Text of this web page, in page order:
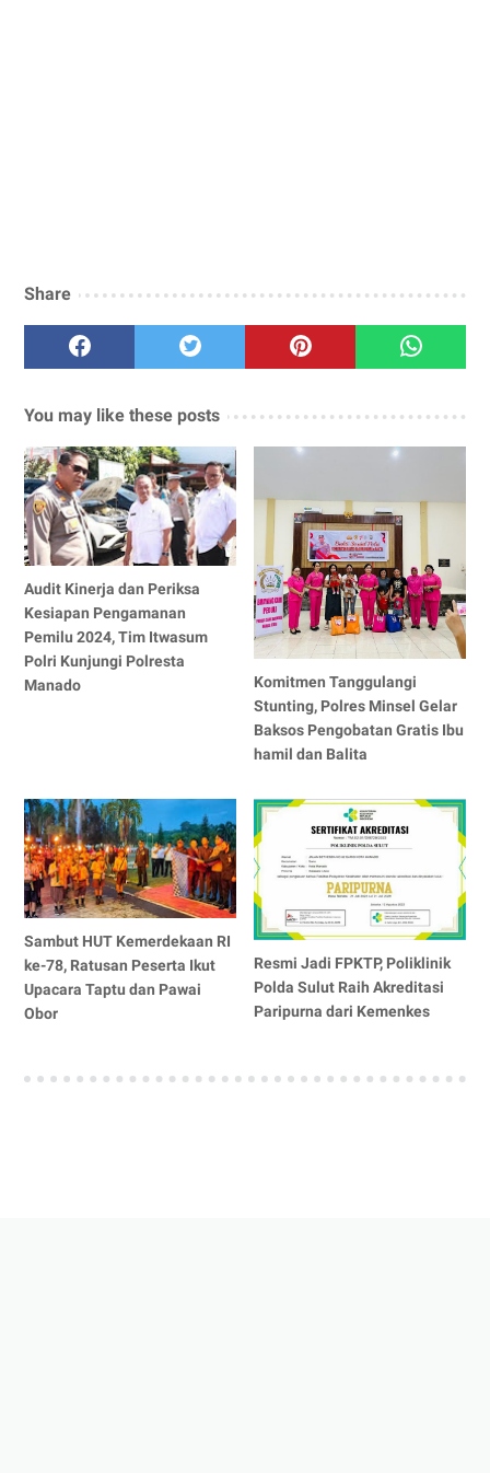
Share
You may like these posts
Audit Kinerja dan Periksa
Kesiapan Pengamanan
Pemilu 2024, Tim Itwasum
Polri Kunjungi Polresta
Manado
Komitmen Tanggulangi
Stunting, Polres Minsel Gelar
Baksos Pengobatan Gratis Ibu
hamil dan Balita
Sambut HUT Kemerdekaan RI
ke-78, Ratusan Peserta Ikut
Upacara Taptu dan Pawai
Obor
Resmi Jadi FPKTP, Poliklinik
Polda Sulut Raih Akreditasi
Paripurna dari Kemenkes